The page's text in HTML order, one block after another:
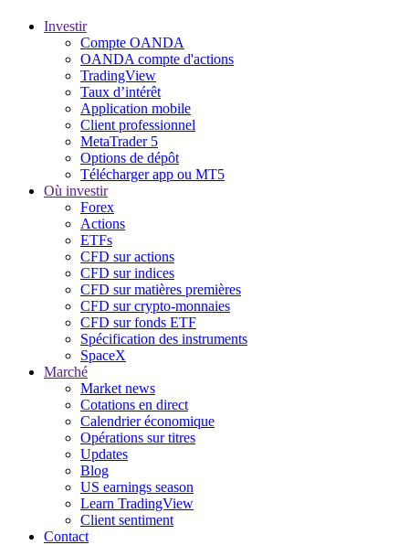
Investir
Compte OANDA
OANDA compte d'actions
TradingView
Taux d’intérêt
Application mobile
Client professionnel
MetaTrader 5
Options de dépôt
Télécharger app ou MT5
Où investir
Forex
Actions
ETFs
CFD sur actions
CFD sur indices
CFD sur matières premières
CFD sur crypto-monnaies
CFD sur fonds ETF
Spécification des instruments
SpaceX
Marché
Market news
Cotations en direct
Calendrier économique
Opérations sur titres
Updates
Blog
US earnings season
Learn TradingView
Client sentiment
Contact